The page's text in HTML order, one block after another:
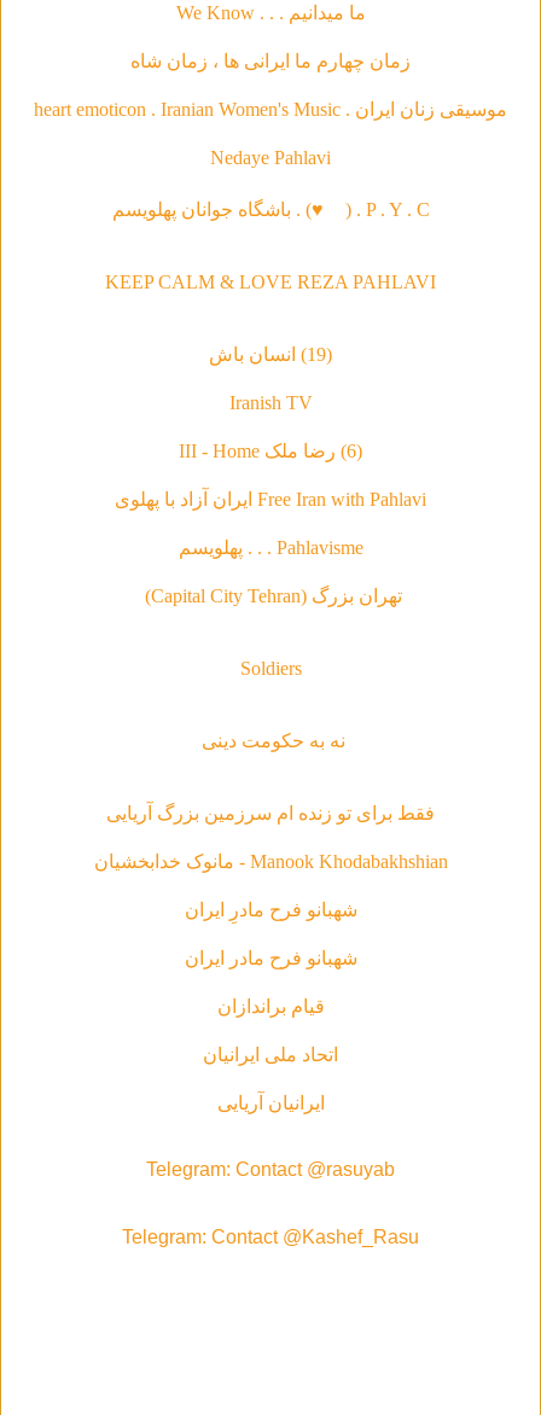
ما ميدانيم . . . We Know
زمان چهارم ما ايرانى ها ، زمان شاه
موسیقی‌ زنان ایران . heart emoticon . Iranian Women's Music
Nedaye Pahlavi
P . Y . C . (
♥) . باشگاه جوانان پهلویسم
KEEP CALM & LOVE REZA PAHLAVI
(19) انسان باش
Iranish TV
(6) رضا ملک III - Home
Free Iran with Pahlavi ایران آزاد با پهلوی
Pahlavisme . . . پهلویسم
تهران بزرگ (Capital City Tehran)
Soldiers
نه به حکومت دینی
فقط براى تو زنده ام سرزمين بزرگ آريايى
Manook Khodabakhshian - مانوک خدابخشیان
شهبانو فرح مادرِ ایران
شهبانو فرح مادر ايران
قیام براندازان
اتحاد ملی ایرانیان
ایرانیان آریایی
Telegram: Contact @rasuyab
Telegram: Contact @Kashef_Rasu